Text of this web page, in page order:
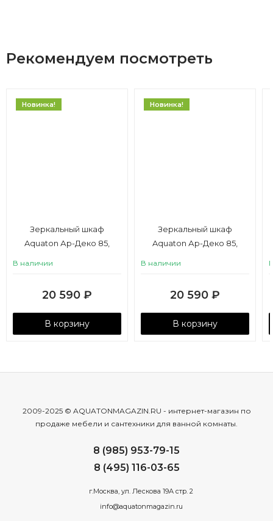
Рекомендуем посмотреть
Новинка!
Зеркальный шкаф
Aquaton Ар-Деко 85,
В наличии
20 590 ₽
В корзину
Новинка!
Зеркальный шкаф
Aquaton Ар-Деко 85,
В наличии
20 590 ₽
В корзину
2009-2025 © AQUATONMAGAZIN.RU - интернет-магазин по
продаже мебели и сантехники для ванной комнаты.
8 (985) 953-79-15
8 (495) 116-03-65
г.Москва, ул. Лескова 19А стр. 2
info@aquatonmagazin.ru